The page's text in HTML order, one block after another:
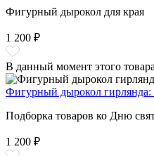
Фигурный дырокол для края
1 200 ₽
В данный момент этого
Фигурный дырокол гирлянда:
Подборка товаров ко Дню
1 200 ₽